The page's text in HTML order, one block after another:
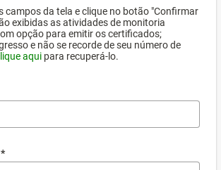
campos da tela e clique no botão "Confirmar
exibidas as atividades de monitoria
opção para emitir os certificados;
e não se recorde de seu número de
aqui para recuperá-lo.
*